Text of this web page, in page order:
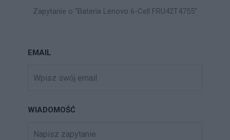
Zapytanie o "Bateria Lenovo 6-Cell FRU42T4755"
EMAIL
WIADOMOŚĆ